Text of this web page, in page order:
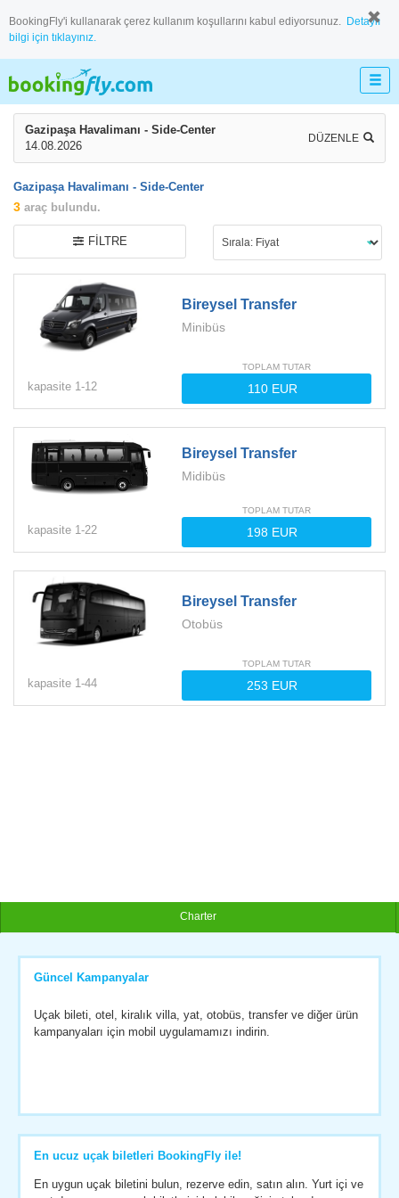
BookingFly'i kullanarak çerez kullanım koşullarını kabul ediyorsunuz. Detaylı
bilgi için tıklayınız.
Gazipaşa Havalimanı - Side-Center
14.08.2026
DÜZENLE
Gazipaşa Havalimanı - Side-Center
3 araç bulundu.
FILTRE
Bireysel Transfer
Minibüs
kapasite 1-12
TOPLAM TUTAR
Bireysel Transfer
Midibüs
kapasite 1-22
TOPLAM TUTAR
Bireysel Transfer
Otobüs
kapasite 1-44
TOPLAM TUTAR
Charter
Güncel Kampanyalar
Uçak bileti, otel, kiralık villa, yat, otobüs, transfer ve diğer ürün
kampanyaları için mobil uygulamamızı indirin.
En ucuz uçak biletleri BookingFly ile!
En uygun uçak biletini bulun, rezerve edin, satın alın. Yurt içi ve